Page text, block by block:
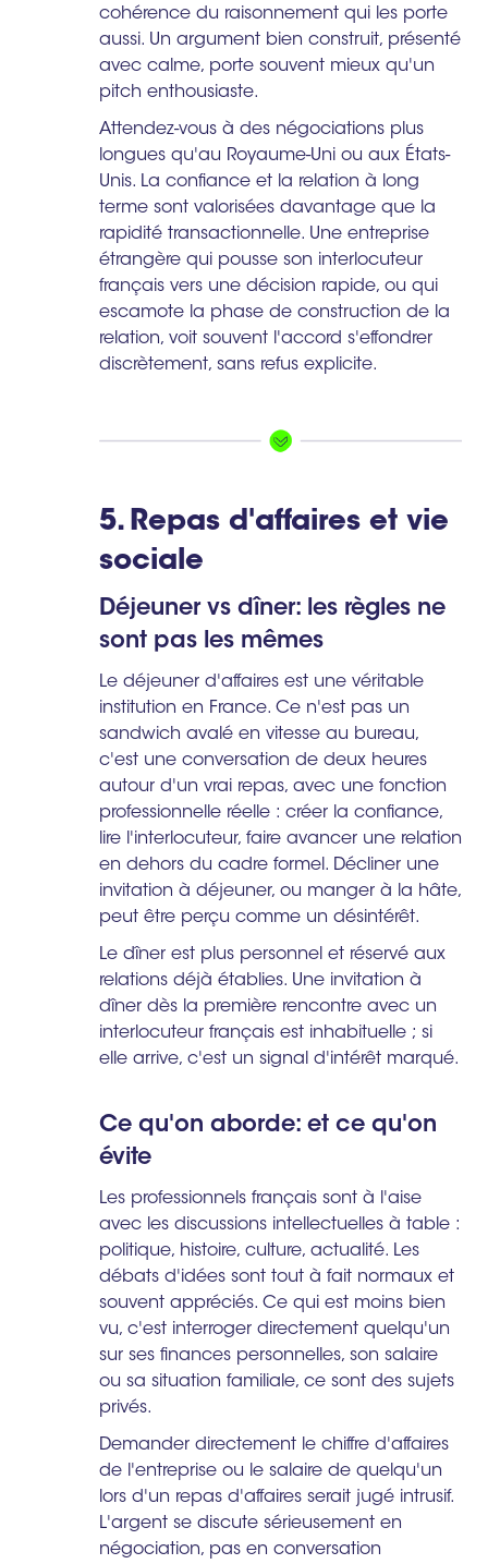
cohérence du raisonnement qui les porte
aussi. Un argument bien construit, présenté
avec calme, porte souvent mieux qu'un
pitch enthousiaste.
Attendez-vous à des négociations plus
longues qu'au Royaume-Uni ou aux États-
Unis. La confiance et la relation à long
terme sont valorisées davantage que la
rapidité transactionnelle. Une entreprise
étrangère qui pousse son interlocuteur
français vers une décision rapide, ou qui
escamote la phase de construction de la
relation, voit souvent l'accord s'effondrer
discrètement, sans refus explicite.
5. Repas d'affaires et vie
sociale
Déjeuner vs dîner: les règles ne
sont pas les mêmes
Le déjeuner d'affaires est une véritable
institution en France. Ce n'est pas un
sandwich avalé en vitesse au bureau,
c'est une conversation de deux heures
autour d'un vrai repas, avec une fonction
professionnelle réelle : créer la confiance,
lire l'interlocuteur, faire avancer une relation
en dehors du cadre formel. Décliner une
invitation à déjeuner, ou manger à la hâte,
peut être perçu comme un désintérêt.
Le dîner est plus personnel et réservé aux
relations déjà établies. Une invitation à
dîner dès la première rencontre avec un
interlocuteur français est inhabituelle ; si
elle arrive, c'est un signal d'intérêt marqué.
Ce qu'on aborde: et ce qu'on
évite
Les professionnels français sont à l'aise
avec les discussions intellectuelles à table :
politique, histoire, culture, actualité. Les
débats d'idées sont tout à fait normaux et
souvent appréciés. Ce qui est moins bien
vu, c'est interroger directement quelqu'un
sur ses finances personnelles, son salaire
ou sa situation familiale, ce sont des sujets
privés.
Demander directement le chiffre d'affaires
de l'entreprise ou le salaire de quelqu'un
lors d'un repas d'affaires serait jugé intrusif.
L'argent se discute sérieusement en
négociation, pas en conversation